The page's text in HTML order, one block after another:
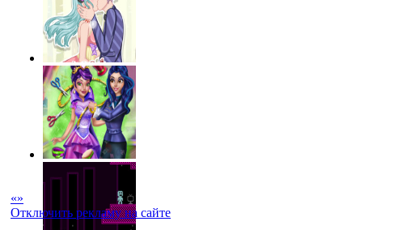
«»
Отключить рекламу на сайте